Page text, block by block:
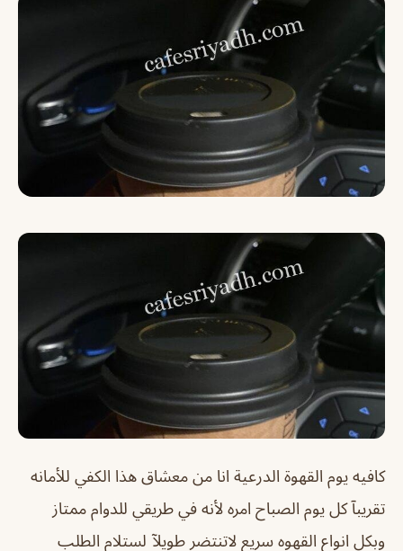
كافيه يوم القهوة الدرعية انا من معشاق هذا الكفي للأمانه
تقريبآ كل يوم الصباح امره لأنه في طريقي للدوام ممتاز
وبكل انواع القهوه سريع لاتنتضر طويلآ لستلام الطلب